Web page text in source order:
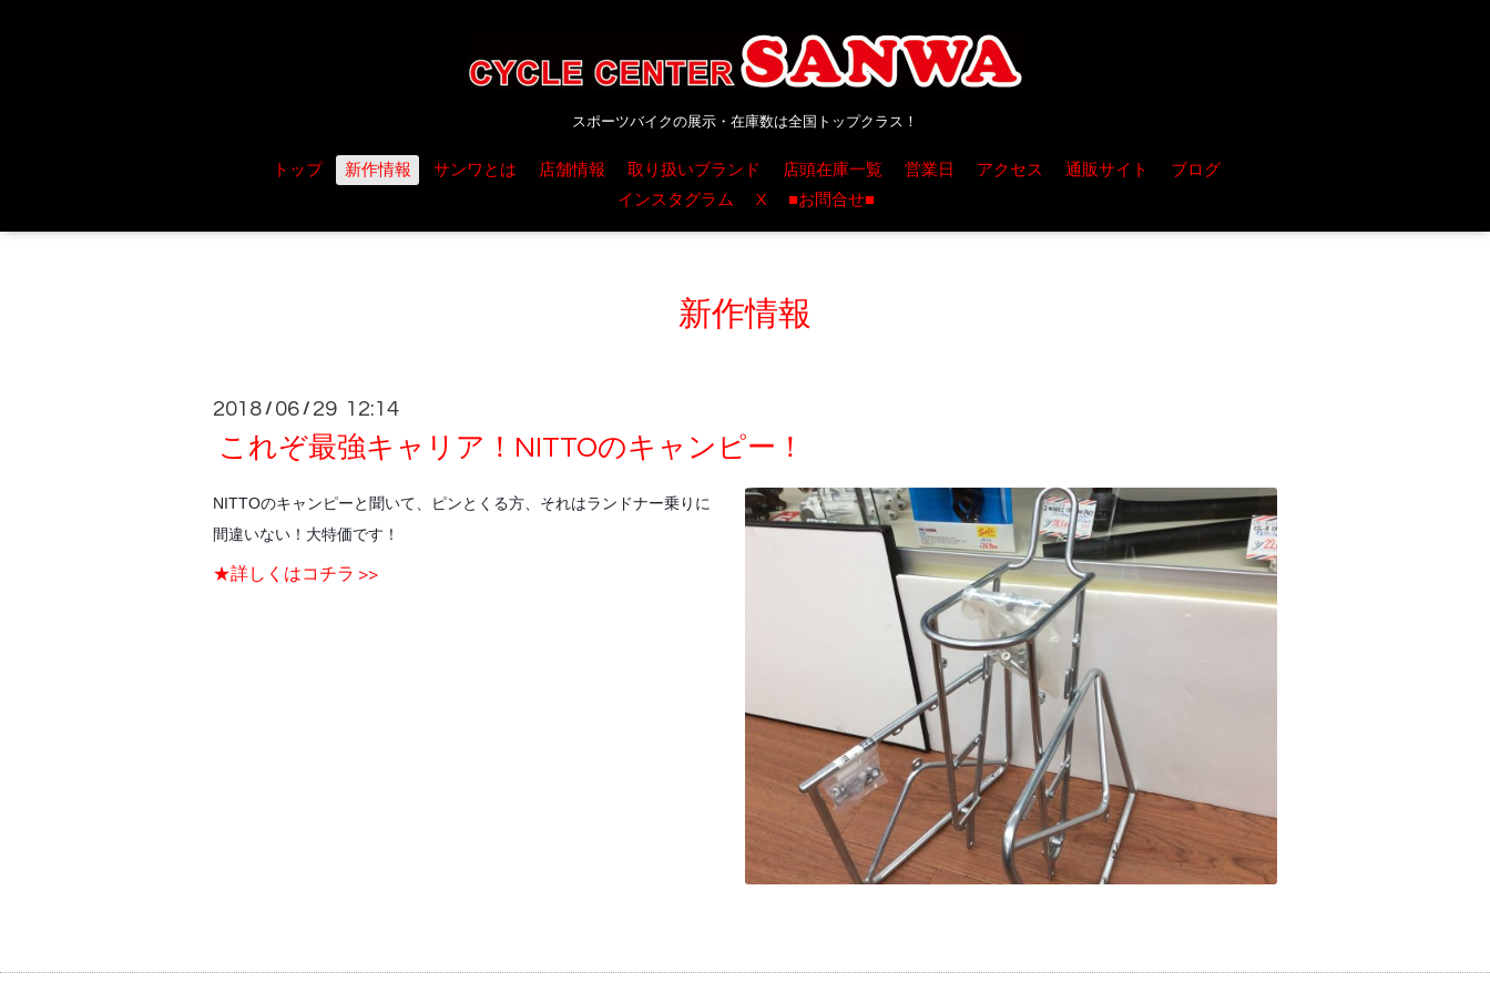
スポーツバイクの展示・在庫数は全国トップクラス！
トップ 新作情報 サンワとは 店舗情報 取り扱いブランド 店頭在庫一覧 営業日 アクセス 通販サイト
ブログ
インスタグラム
X ■お問合せ■
新作情報
2018 / 06 / 29 12:14
これぞ最強キャリア！NITTOのキャンピー！
NITTOのキャンピーと聞いて、ピンとくる方、それはランドナー乗りに
間違いない！大特価です！
★詳しくはコチラ >>